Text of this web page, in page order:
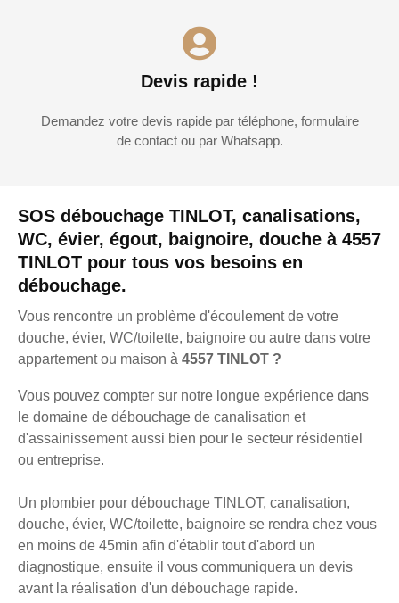
SOS débouchage TINLOT, canalisations,
WC, évier, égout, baignoire, douche à 4557
TINLOT pour tous vos besoins en
débouchage.
Vous rencontre un problème d'écoulement de votre
douche, évier, WC/toilette, baignoire ou autre dans votre
appartement ou maison à 4557 TINLOT ?
Vous pouvez compter sur notre longue expérience dans
le domaine de débouchage de canalisation et
d'assainissement aussi bien pour le secteur résidentiel
ou entreprise.
Un plombier pour débouchage TINLOT, canalisation,
douche, évier, WC/toilette, baignoire se rendra chez vous
en moins de 45min afin d'établir tout d'abord un
diagnostique, ensuite il vous communiquera un devis
avant la réalisation d'un débouchage rapide.
Devis rapide !
Demandez votre devis rapide par téléphone, formulaire
de contact ou par Whatsapp.